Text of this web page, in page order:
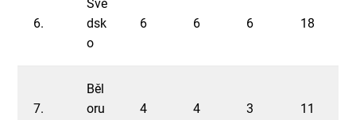
6.
Švé
dsk
o
6 6 6 18
7.
Běl
oru
4 4 3 11